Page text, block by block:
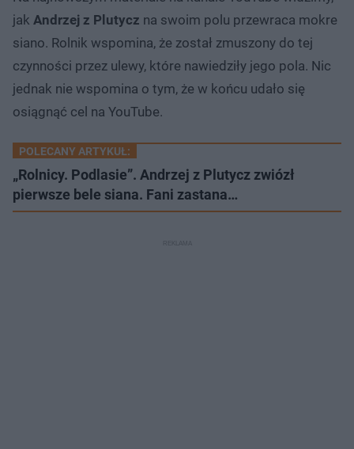
jak Andrzej z Plutycz na swoim polu przewraca mokre
siano. Rolnik wspomina, że został zmuszony do tej
czynności przez ulewy, które nawiedziły jego pola. Nic
jednak nie wspomina o tym, że w końcu udało się
osiągnąć cel na YouTube.
POLECANY ARTYKUŁ:
„Rolnicy. Podlasie”. Andrzej z Plutycz zwiózł
pierwsze bele siana. Fani zastana…